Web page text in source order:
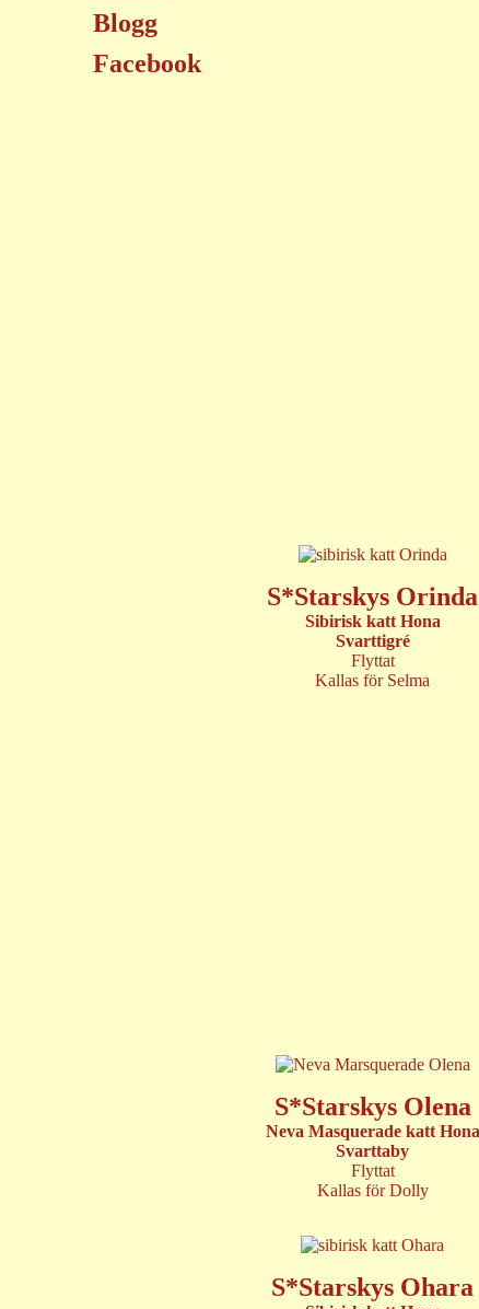
Blogg
Facebook
S*Starskys Orinda
Sibirisk katt Hona
Svarttigré
Flyttat
Kallas för Selma
S*Starskys Olena
Neva Masquerade katt Hona
Svarttaby
Flyttat
Kallas för Dolly
S*Starskys Ohara